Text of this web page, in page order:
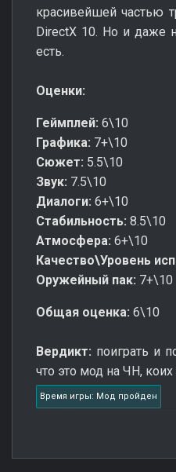
красивейшей частью
DirectX 10. Но и даже
есть.
Оценки:
Геймплей: 6\10
Графика: 7+\10
Сюжет: 5.5\10
Звук: 7.5\10
Диалоги: 6+\10
Стабильность: 8.5\10
Атмосфера: 6+\10
Качество\Уровень
Оружейный пак: 7+\10
Общая оценка: 6\10
Вердикт: поиграть и
что это мод на ЧН,
Время игры: Мод пройден